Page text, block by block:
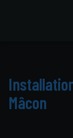
Mâcon